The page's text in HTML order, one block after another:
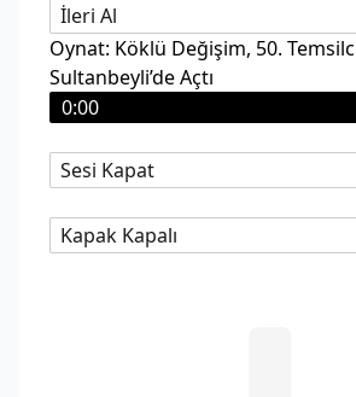
İleri Al
Oynat: Köklü Değişim, 50.
Sultanbeyli’de Açtı
0:00
Sesi Kapat
Kapak Kapalı